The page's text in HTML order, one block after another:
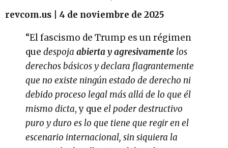
revcom.us | 4 de noviembre de 2025
“El fascismo de Trump es un régimen
que despoja abierta y agresivamente los
derechos básicos y declara flagrantemente
que no existe ningún estado de derecho ni
debido proceso legal más allá de lo que él
mismo dicta, y que el poder destructivo
puro y duro es lo que tiene que regir en el
escenario internacional, sin siquiera la